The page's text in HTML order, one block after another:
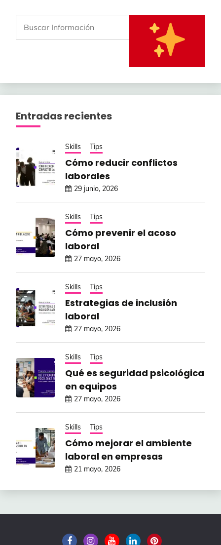
Entradas recientes
Skills Tips
Cómo reducir conflictos
laborales
29 junio, 2026
Skills Tips
Cómo prevenir el acoso
laboral
27 mayo, 2026
Skills Tips
Estrategias de inclusión
laboral
27 mayo, 2026
Skills Tips
Qué es seguridad psicológica
en equipos
27 mayo, 2026
Skills Tips
Cómo mejorar el ambiente
laboral en empresas
21 mayo, 2026